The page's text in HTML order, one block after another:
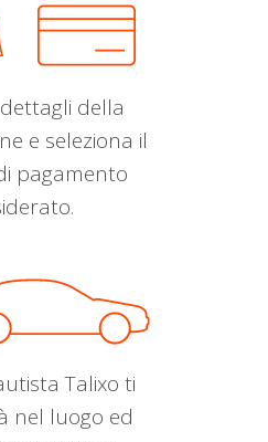
della
e seleziona il
pagamento
Talixo ti
nel luogo ed